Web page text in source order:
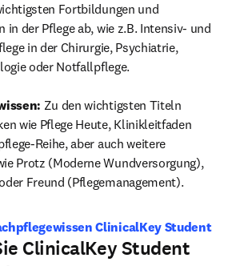
Fortbildungen und
in der Pflege ab, wie z.B. Intensiv- und
in der Chirurgie, Psychiatrie,
oder Notfallpflege.
Zu den wichtigsten Titeln
wie Pflege Heute, Klinikleitfaden
Reihe, aber auch weitere
Protz (Moderne Wundversorgung),
Freund (Pflegemanagement).
ClinicalKey Student
ClinicalKey Student